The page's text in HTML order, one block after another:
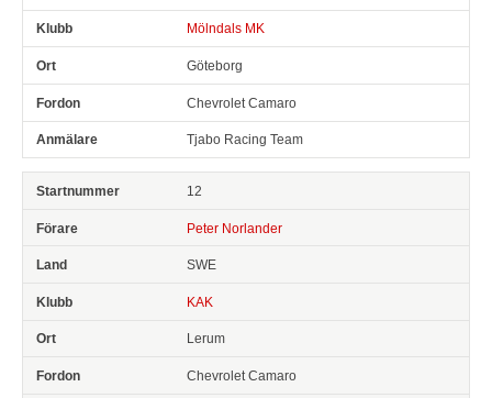
Mölndals MK
Göteborg
Chevrolet Camaro
Tjabo Racing Team
12
Peter Norlander
SWE
KAK
Lerum
Chevrolet Camaro